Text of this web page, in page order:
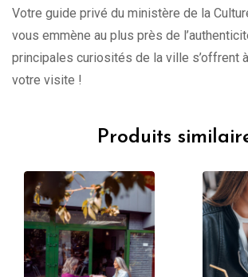
Votre guide privé du ministère de la
vous emmène au plus près de
principales curiosités de la ville s’offrent
votre visite !
Produits